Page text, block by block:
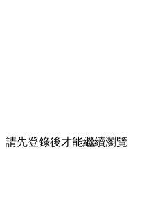
請先登錄後才能繼續瀏覽